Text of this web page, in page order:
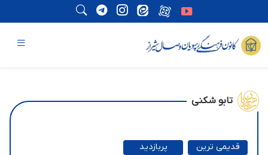
تابو شکنی
پربازدید
قدیمی ترین